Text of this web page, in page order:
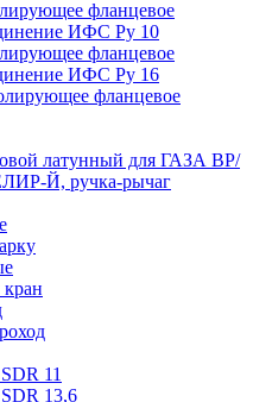
фланцевое
ИФС Ру 10
фланцевое
ИФС Ру 16
фланцевое
латунный для ГАЗА ВР/
Й, ручка-рычаг
11
13,6